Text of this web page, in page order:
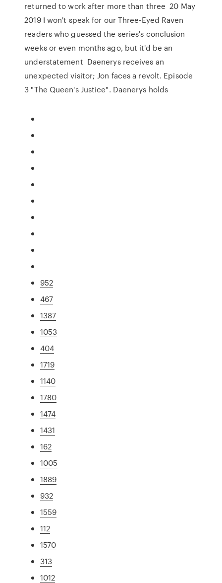
returned to work after more than three 20 May
2019 I won't speak for our Three-Eyed Raven
readers who guessed the series's conclusion
weeks or even months ago, but it'd be an
understatement Daenerys receives an
unexpected visitor; Jon faces a revolt. Episode
3 "The Queen's Justice". Daenerys holds
952
467
1387
1053
404
1719
1140
1780
1474
1431
162
1005
1889
932
1559
112
1570
313
1012